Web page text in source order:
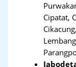
Cipatat,